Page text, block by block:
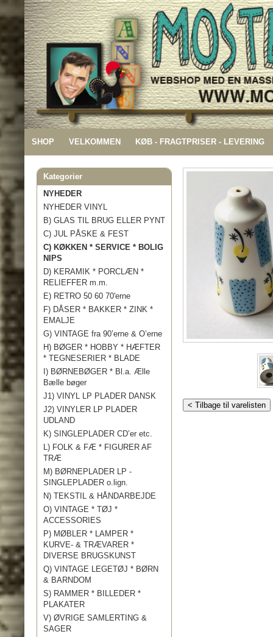
SHOP VELKOMMEN KØB - FRAGTPRISER - LEVERING
Kategorier
NYHEDER
NYHEDER VINYL
B) GLAS TIL BRUG ELLER PYNT
C) JUL PÅSKE & FEST
C) KØKKEN * SERVICE * BOLIG
NIPS
D) KERAMIK * PORCLÆN *
RELIEFFER m.m.
E) RETRO 50 60 70'erne
F) DÅSER * BAKKER * ZINK *
EMALJE
G) VINTAGE fra 90’erne & O’erne
H) BØGER * HOBBY * HÆFTER
* TEGNESERIER * BLADE
I) BØRNEBØGER * Bl.a. Ælle
Bælle bøger
J1) VINYL LP PLADER DANSK
J2) VINYLER LP PLADER
UDLAND
K) SINGLEPLADER CD’er etc.
L) FOLK & FÆ * FIGURER AF
TRÆ
M) BØRNEPLADER LP -
SINGLEPLADER o.lign.
N) TEKSTIL & HÅNDARBEJDE
O) VINTAGE * TØJ *
ACCESSORIES
P) MØBLER * LAMPER *
KURVE- & TRÆVARER *
DIVERSE BRUGSKUNST
Q) VINTAGE LEGETØJ * BØRN
& BARNDOM
S) RAMMER * BILLEDER *
PLAKATER
V) ØVRIGE SAMLERTING &
SAGER
< Tilbage til varelisten